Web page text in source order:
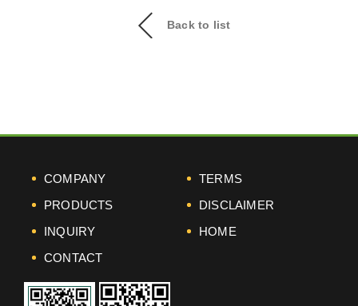
Back to list
COMPANY
TERMS
PRODUCTS
DISCLAIMER
INQUIRY
HOME
CONTACT